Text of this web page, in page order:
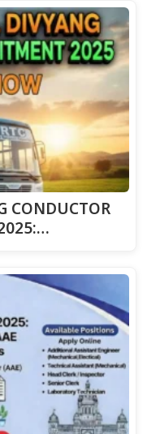
CONDUCTOR